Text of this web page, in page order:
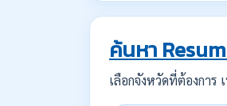
ค้นหา
เลือกจังหวัดที่ต้องกา